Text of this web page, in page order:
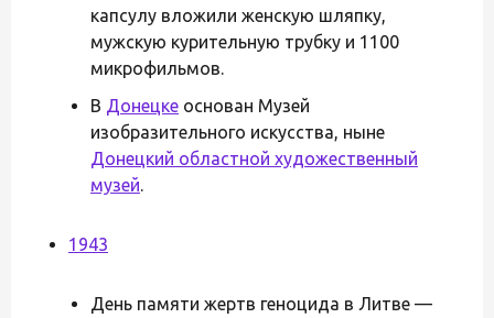
капсулу вложили женскую шляпку,
мужскую курительную трубку и 1100
микрофильмов.
В Донецке основан Музей
изобразительного искусства, ныне
Донецкий областной художественный
музей.
1943
День памяти жертв геноцида в Литве —